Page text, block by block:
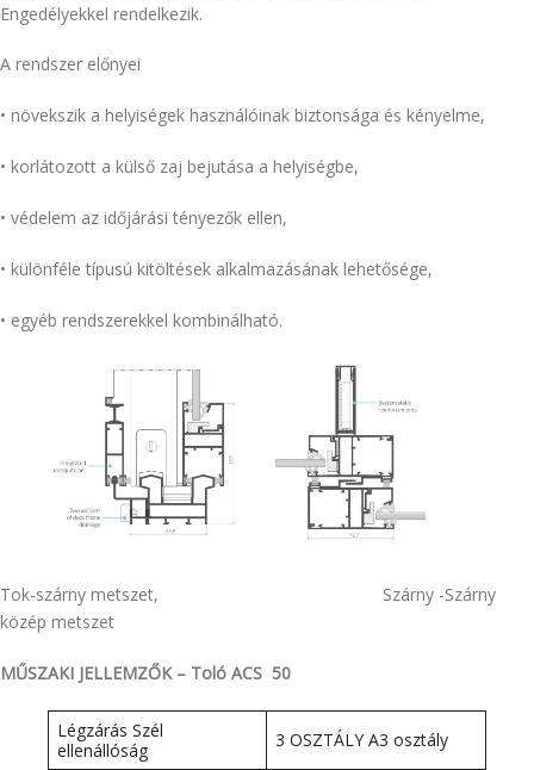
Engedélyekkel rendelkezik.
A rendszer előnyei
• növekszik a helyiségek használóinak biztonsága és kényelme,
• korlátozott a külső zaj bejutása a helyiségbe,
• védelem az időjárási tényezők ellen,
• különféle típusú kitöltések alkalmazásának lehetősége,
• egyéb rendszerekkel kombinálható.
Tok-szárny metszet, Szárny -Szárny
közép metszet
MŰSZAKI JELLEMZŐK – Toló ACS 50
Légzárás Szél
ellenállóság
3 OSZTÁLY A3 osztály